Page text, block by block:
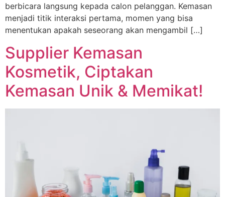
berbicara langsung kepada calon pelanggan. Kemasan
menjadi titik interaksi pertama, momen yang bisa
menentukan apakah seseorang akan mengambil […]
Supplier Kemasan
Kosmetik, Ciptakan
Kemasan Unik & Memikat!